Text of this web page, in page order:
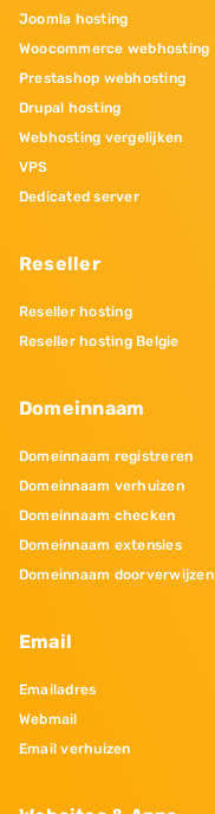
Joomla hosting
Woocommerce webhosting
Prestashop webhosting
Drupal hosting
Webhosting vergelijken
VPS
Dedicated server
Reseller
Reseller hosting
Reseller hosting Belgie
Domeinnaam
Domeinnaam registreren
Domeinnaam verhuizen
Domeinnaam checken
Domeinnaam extensies
Domeinnaam doorverwijzen
Email
Emailadres
Webmail
Email verhuizen